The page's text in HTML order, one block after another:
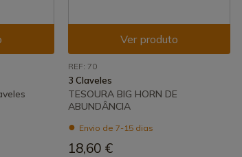
Ver produto
REF: 70
3 Claveles
TESOURA BIG HORN DE
ABUNDÂNCIA
Envio de 7-15 dias
18,60 €